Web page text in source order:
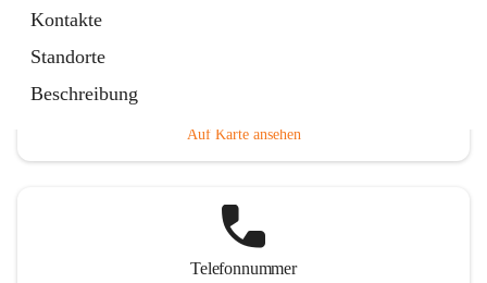
Kontakte
Standorte
Beschreibung
Auf Karte ansehen
Telefonnummer